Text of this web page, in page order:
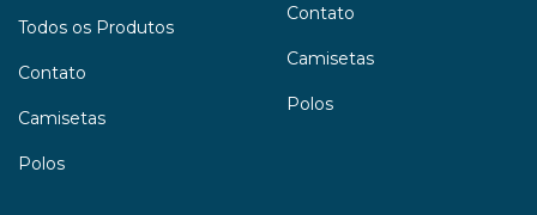
Todos os Produtos
Contato
Camisetas
Polos
Contato
Camisetas
Polos